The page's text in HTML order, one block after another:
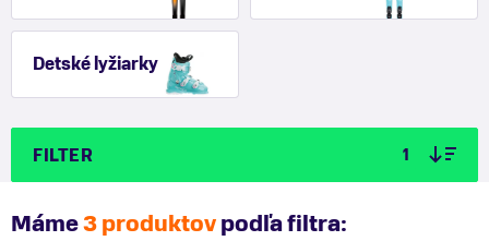
Detské lyžiarky
FILTER 1
Máme3 produktovpodľa filtra: